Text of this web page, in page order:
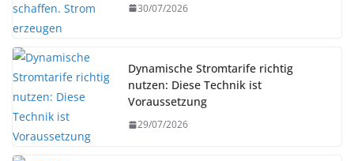
30/07/2026
Dynamische Stromtarife richtig
nutzen: Diese Technik ist
Voraussetzung
29/07/2026